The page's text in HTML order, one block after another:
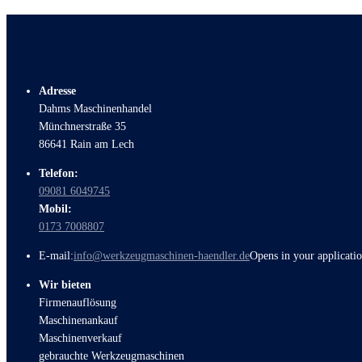
Adresse
Dahms Maschinenhandel
Münchnerstraße 35
86641 Rain am Lech
Telefon:
09081 6049745
Mobil:
0173 7008807
E-mail:info@werkzeugmaschinen-haendler.deOpens in your
Wir bieten
Firmenauflösung
Maschinenankauf
Maschinenverkauf
gebrauchte Werkzeugmaschinen